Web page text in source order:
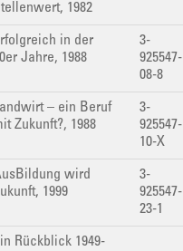
1982
in der
Jahre, 1988
3-
925547-
08-8
– ein Beruf
Zukunft?, 1988
3-
925547-
10-X
wird
1999
3-
925547-
23-1
Rückblick 1949-